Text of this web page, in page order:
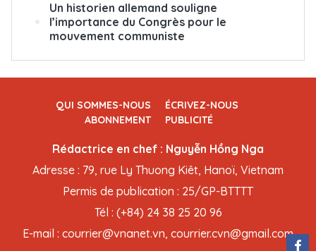
Un historien allemand souligne
l’importance du Congrès pour le
mouvement communiste
QUI SOMMES-NOUS
ÉCRIVEZ-NOUS
ABONNEMENT
PUBLICITÉ
Rédactrice en chef : Nguyễn Hồng Nga
Adresse : 79, rue Ly Thuong Kiêt, Hanoï, Vietnam
Permis de publication : 25/GP-BTTTT
Tél : (+84) 24 38 25 20 96
E-mail : courrier@vnanet.vn, courrier.cvn@gmail.com